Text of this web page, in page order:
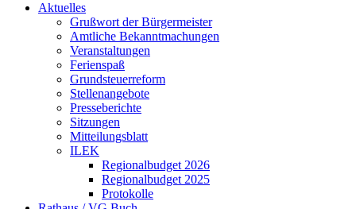
Aktuelles
Grußwort der Bürgermeister
Amtliche Bekanntmachungen
Veranstaltungen
Ferienspaß
Grundsteuerreform
Stellenangebote
Presseberichte
Sitzungen
Mitteilungsblatt
ILEK
Regionalbudget 2026
Regionalbudget 2025
Protokolle